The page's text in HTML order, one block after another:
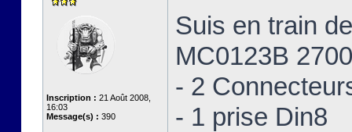
Inscription : 21 Août 2008,
16:03
Message(s) : 390
Suis en train
MC0123B
- 2
- 1 prise Din8